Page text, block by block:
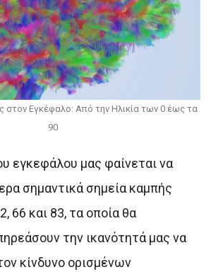
στον Εγκέφαλο: Από την Ηλικία των 0 έως τα
90
εγκεφάλου μας φαίνεται να
σημαντικά σημεία καμπής
66 και 83, τα οποία θα
την ικανότητά μας να
κίνδυνο ορισμένων